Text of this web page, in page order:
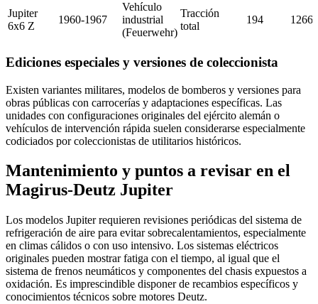
Jupiter
6x6 Z
1960-1967
Vehículo
industrial
(Feuerwehr)
Tracción
total
194 12667
Ediciones especiales y versiones de coleccionista
Existen variantes militares, modelos de bomberos y versiones para
obras públicas con carrocerías y adaptaciones específicas. Las
unidades con configuraciones originales del ejército alemán o
vehículos de intervención rápida suelen considerarse especialmente
codiciados por coleccionistas de utilitarios históricos.
Mantenimiento y puntos a revisar en el
Magirus-Deutz Jupiter
Los modelos Jupiter requieren revisiones periódicas del sistema de
refrigeración de aire para evitar sobrecalentamientos, especialmente
en climas cálidos o con uso intensivo. Los sistemas eléctricos
originales pueden mostrar fatiga con el tiempo, al igual que el
sistema de frenos neumáticos y componentes del chasis expuestos a
oxidación. Es imprescindible disponer de recambios específicos y
conocimientos técnicos sobre motores Deutz.